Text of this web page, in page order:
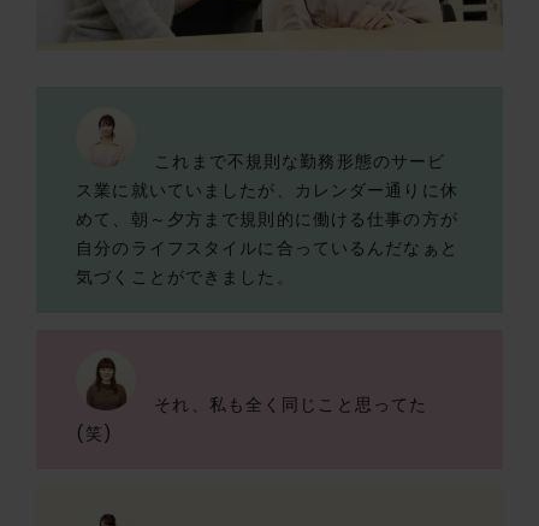
これまで不規則な勤務形態のサービ
ス業に就いていましたが、カレンダー通りに休
めて、朝～夕方まで規則的に働ける仕事の方が
自分のライフスタイルに合っているんだなぁと
気づくことができました。
それ、私も全く同じこと思ってた
(笑)